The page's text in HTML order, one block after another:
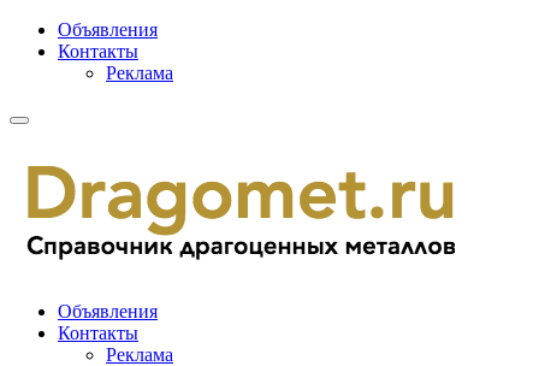
Объявления
Контакты
Реклама
Объявления
Контакты
Реклама